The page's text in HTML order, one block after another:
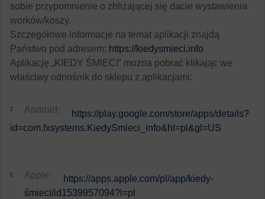
sobie przypomnienie o zbliżającej się dacie wystawienia
worków/koszy.
Szczegółowe informacje na temat aplikacji znajdą
Państwo pod adresem: https://kiedysmieci.info
Aplikację „KIEDY ŚMIECI” można pobrać klikając we
właściwy odnośnik do sklepu z aplikacjami:
Android:
https://play.google.com/store/apps/details?
id=com.fxsystems.KiedySmieci_info&hl=pl&gl=US
Apple:
https://apps.apple.com/pl/app/kiedy-
śmieci/id1539957094?l=pl